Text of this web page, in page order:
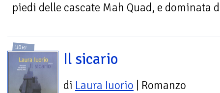
piedi delle cascate Mah Quad, e dominata
LIBRI
Il sicario
di Laura Iuorio | Romanzo